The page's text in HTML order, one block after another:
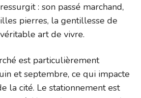
: son passé marchand,
pierres, la gentillesse de
art de vivre.
est particulièrement
et septembre, ce qui impacte
la cité. Le stationnement est